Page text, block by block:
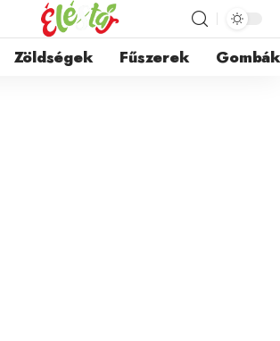
Zöldségek Fűszerek Gombák